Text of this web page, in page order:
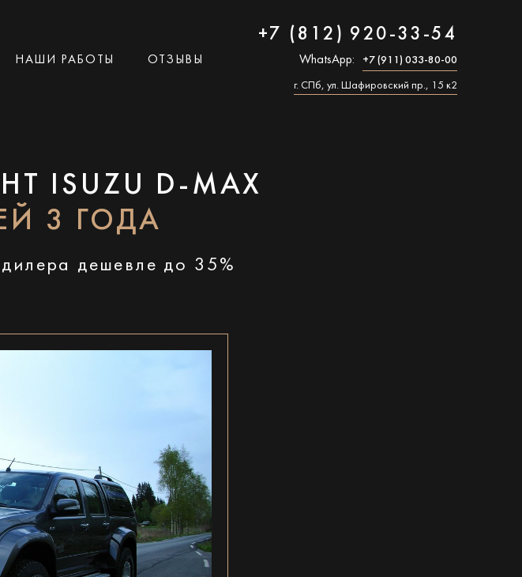
НАШИ РАБОТЫ ОТЗЫВЫ
+7 (812) 920-33-54
WhatsApp: +7 (911) 033-80-00
г. СПб, ул. Шафировский пр., 15 к2
ISUZU D-MAX
3 ГОДА
дешевле до 35%